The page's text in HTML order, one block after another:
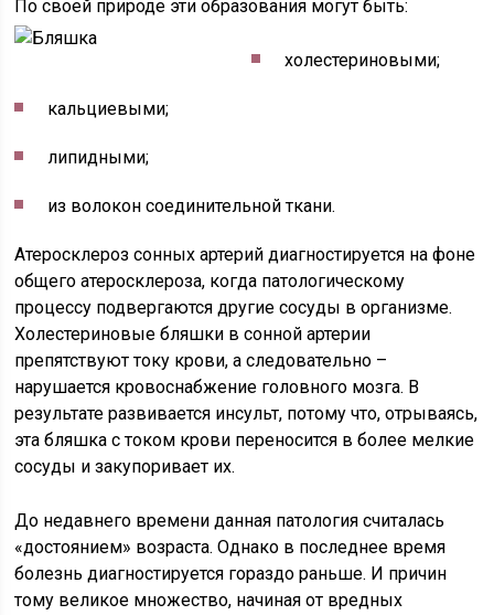
По своей природе эти образования могут быть:
холестериновыми;
кальциевыми;
липидными;
из волокон соединительной ткани.
Атеросклероз сонных артерий диагностируется на фоне
общего атеросклероза, когда патологическому
процессу подвергаются другие сосуды в организме.
Холестериновые бляшки в сонной артерии
препятствуют току крови, а следовательно –
нарушается кровоснабжение головного мозга. В
результате развивается инсульт, потому что, отрываясь,
эта бляшка с током крови переносится в более мелкие
сосуды и закупоривает их.
До недавнего времени данная патология считалась
«достоянием» возраста. Однако в последнее время
болезнь диагностируется гораздо раньше. И причин
тому великое множество, начиная от вредных